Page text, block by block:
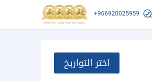
+966920025959
اختر التواريخ